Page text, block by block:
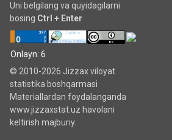
Uni belgilang va quyidagilarni
bosing Ctrl + Enter
Onlayn: 6
© 2010-2026 Jizzax viloyat
statistika boshqarmasi
Materiallardan foydalanganda
www.jizzaxstat.uz havolani
keltirish majburiy.